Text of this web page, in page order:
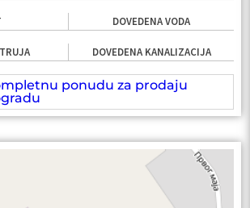
DOVEDENA VODA
DOVEDENA KANALIZACIJA
ponudu za prodaju